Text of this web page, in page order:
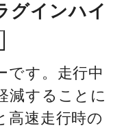
グインハイ
です。走行中
減することに
高速走行時の